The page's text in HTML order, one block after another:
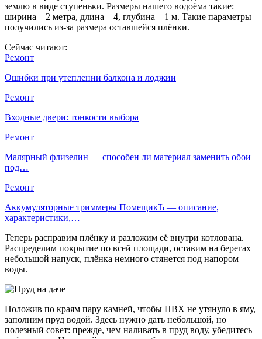
землю в виде ступеньки. Размеры нашего водоёма такие:
ширина – 2 метра, длина – 4, глубина – 1 м. Такие параметры
получились из-за размера оставшейся плёнки.
Сейчас читают:
Ремонт
Ошибки при утеплении балкона и лоджии
Ремонт
Входные двери: тонкости выбора
Ремонт
Малярный флизелин — способен ли материал заменить обои
под…
Ремонт
Аккумуляторные триммеры ПомещикЪ — описание,
характеристики,…
Теперь расправим плёнку и разложим её внутри котлована.
Распределим покрытие по всей площади, оставим на берегах
небольшой напуск, плёнка немного стянется под напором
воды.
Положив по краям пару камней, чтобы ПВХ не утянуло в яму,
заполним пруд водой. Здесь нужно дать небольшой, но
полезный совет: прежде, чем наливать в пруд воду, убедитесь